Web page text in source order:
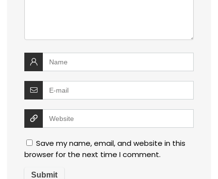
Save my name, email, and website in this
browser for the next time I comment.